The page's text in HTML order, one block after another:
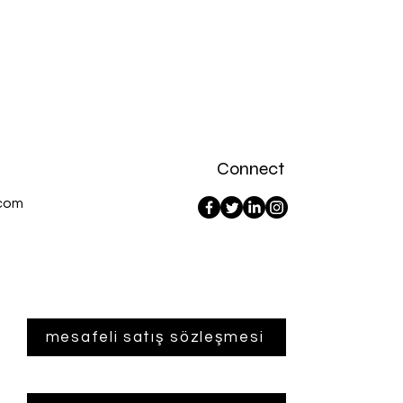
Connect
mesafeli satış sözleşmesi